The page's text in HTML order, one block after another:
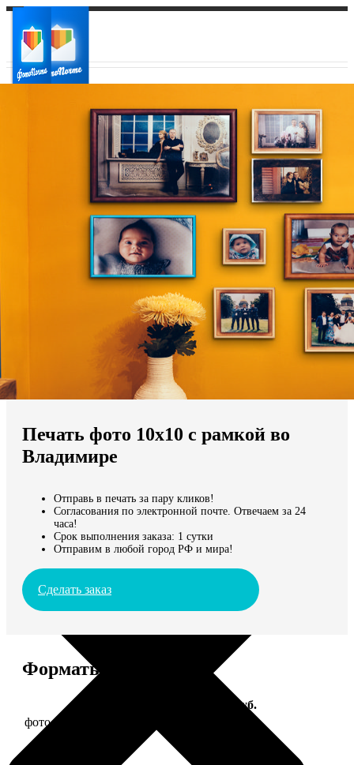
Ваш регион доставки
Выберите из списка:
Мы доставляем по всему миру
Продолжить без города
Печать фото 10х10 с рамкой во
Владимире
Отправь в печать за пару кликов!
Согласования по электронной почте. Отвечаем за 24
часа!
Срок выполнения заказа: 1 сутки
Отправим в любой город РФ и мира!
Сделать заказ
Форматы и цены
Цена, руб.
фото 10х10 в деревянной рамке